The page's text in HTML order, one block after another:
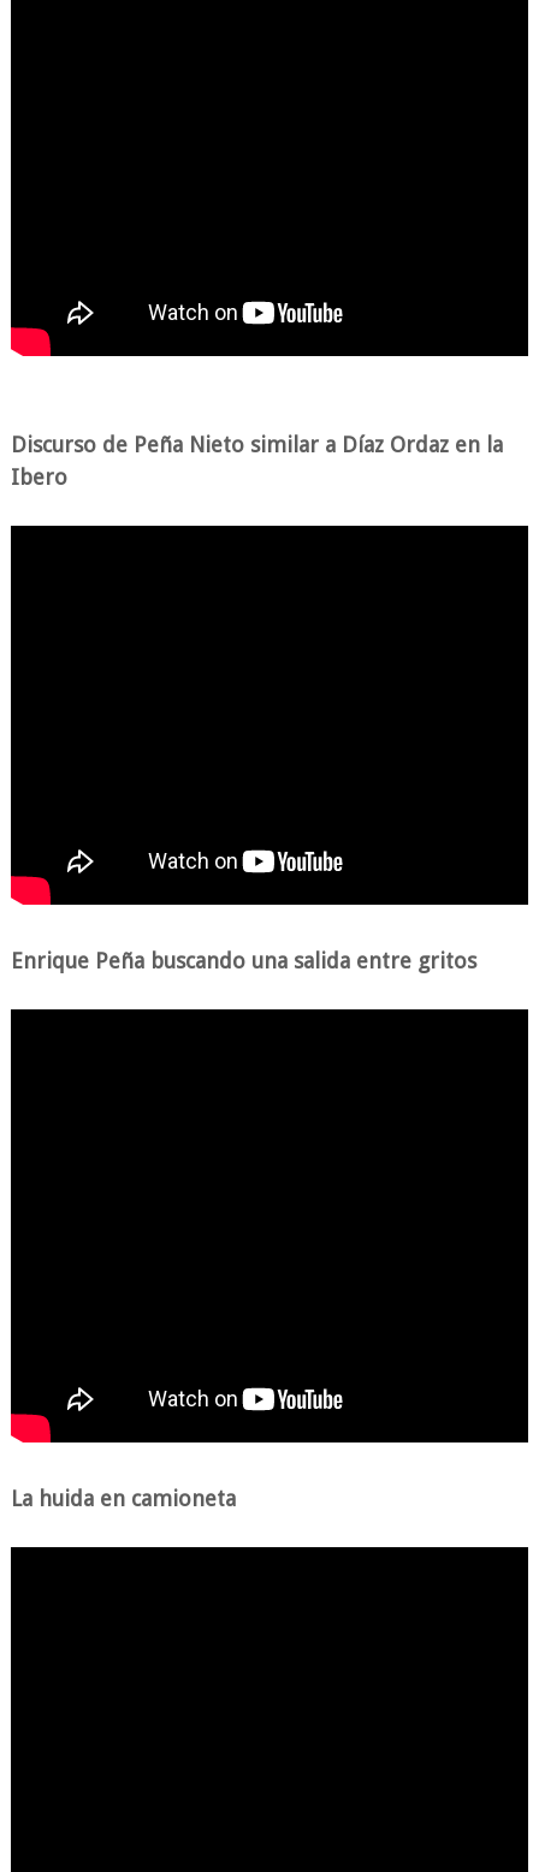
Discurso de Peña Nieto similar a Díaz Ordaz en la
Ibero
Enrique Peña buscando una salida entre gritos
La huida en camioneta